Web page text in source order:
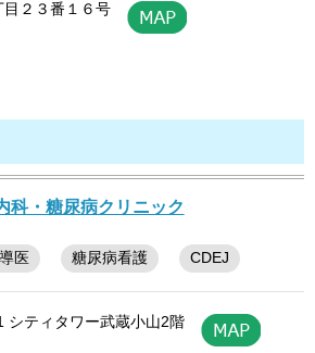
目２３番１６号
科・糖尿病クリニック
医 糖尿病看護 CDEJ
シティタワー武蔵小山2階